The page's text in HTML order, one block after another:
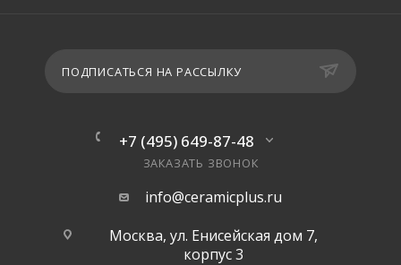
ПОДПИСАТЬСЯ НА РАССЫЛКУ
+7 (495) 649-87-48
ЗАКАЗАТЬ ЗВОНОК
info@ceramicplus.ru
Москва, ул. Енисейская дом 7,
корпус 3